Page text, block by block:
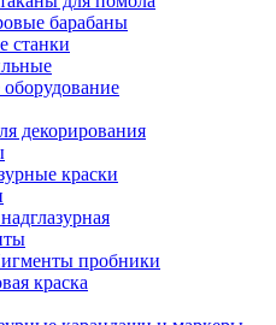
барабаны
станки
декорирования
краски
пробники
краска